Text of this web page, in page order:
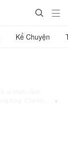
 
Kể Chuyện